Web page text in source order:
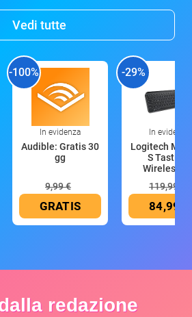
Vedi tutte
-100%
In evidenza
Audible: Gratis 30
gg
9,99 €
GRATIS
-29%
In evidenza
Logitech MX
S Tastiera
Wireless
119,99 €
84,99 €
redazione